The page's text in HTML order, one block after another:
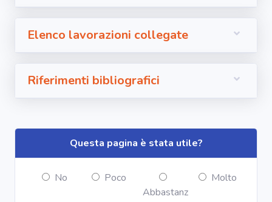
Elenco lavorazioni collegate
Riferimenti bibliografici
Questa pagina è stata utile?
No
Poco
Abbastanz
Molto